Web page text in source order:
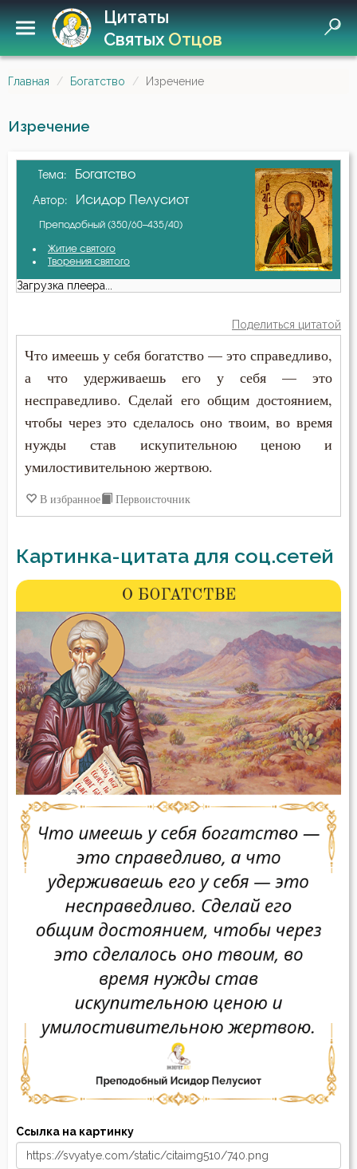
Цитаты
СвятыхОтцов
Главная Богатство Изречение
Изречение
Тема: Богатство
Автор: Исидор Пелусиот
Преподобный (350/60–435/40)
Житие святого
Творения святого
Загрузка плеера...
Поделиться цитатой
Что имеешь у себя богатство — это справедливо,
а что удерживаешь его у себя — это
несправедливо. Сделай его общим достоянием,
чтобы через это сделалось оно твоим, во время
нужды став искупительною ценою и
умилостивительною жертвою.
В избранное Первоисточник
Картинка-цитата для соц.сетей
Ссылка на картинку